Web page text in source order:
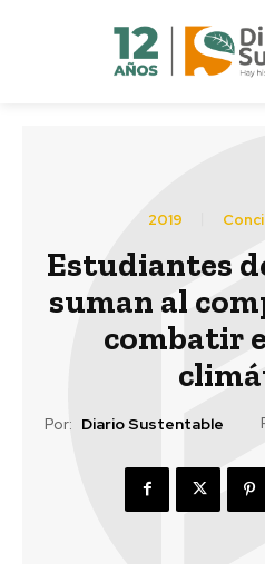
2019
Estudiantes
suman al
combatir
Por: Diario Sustentable